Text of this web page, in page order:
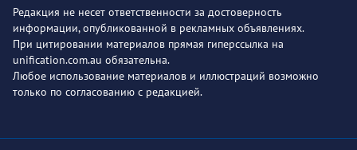
Редакция не несет ответственности за достоверность
информации, опубликованной в рекламных объявлениях.
При цитировании материалов прямая гиперссылка на
unification.com.au обязательна.
Любое использование материалов и иллюстраций возможно
только по согласованию с редакцией.